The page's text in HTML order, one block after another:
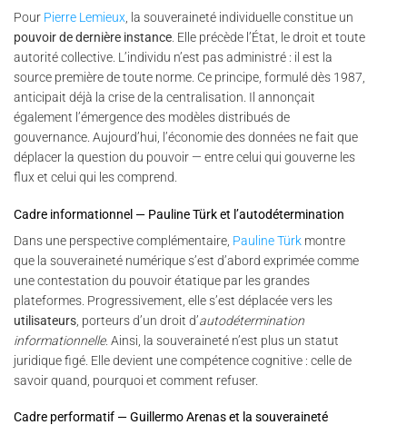
Pour Pierre Lemieux, la souveraineté individuelle constitue un
pouvoir de dernière instance. Elle précède l’État, le droit et toute
autorité collective. L’individu n’est pas administré : il est la
source première de toute norme. Ce principe, formulé dès 1987,
anticipait déjà la crise de la centralisation. Il annonçait
également l’émergence des modèles distribués de
gouvernance. Aujourd’hui, l’économie des données ne fait que
déplacer la question du pouvoir — entre celui qui gouverne les
flux et celui qui les comprend.
Cadre informationnel — Pauline Türk et l’autodétermination
Dans une perspective complémentaire, Pauline Türk montre
que la souveraineté numérique s’est d’abord exprimée comme
une contestation du pouvoir étatique par les grandes
plateformes. Progressivement, elle s’est déplacée vers les
utilisateurs , porteurs d’un droit d’autodétermination
informationnelle. Ainsi, la souveraineté n’est plus un statut
juridique figé. Elle devient une compétence cognitive : celle de
savoir quand, pourquoi et comment refuser.
Cadre performatif — Guillermo Arenas et la souveraineté